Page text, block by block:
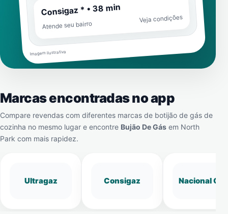
Consigaz * • 38 min
Atende seu bairro
Veja condições
Imagem ilustrativa
Marcas encontradas no app
Compare revendas com diferentes marcas de botijão de gás de
cozinha no mesmo lugar e encontre Bujão De Gás em North
Park com mais rapidez.
Ultragaz Consigaz Nacional Gás